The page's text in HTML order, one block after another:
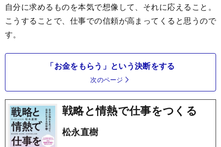
自分に求めるものを本気で想像して、それに応えること。
こうすることで、仕事での信頼が高まってくると思うので
す。
「お金をもらう」という決断をする
次のページ
戦略と情熱で仕事をつくる
松永直樹